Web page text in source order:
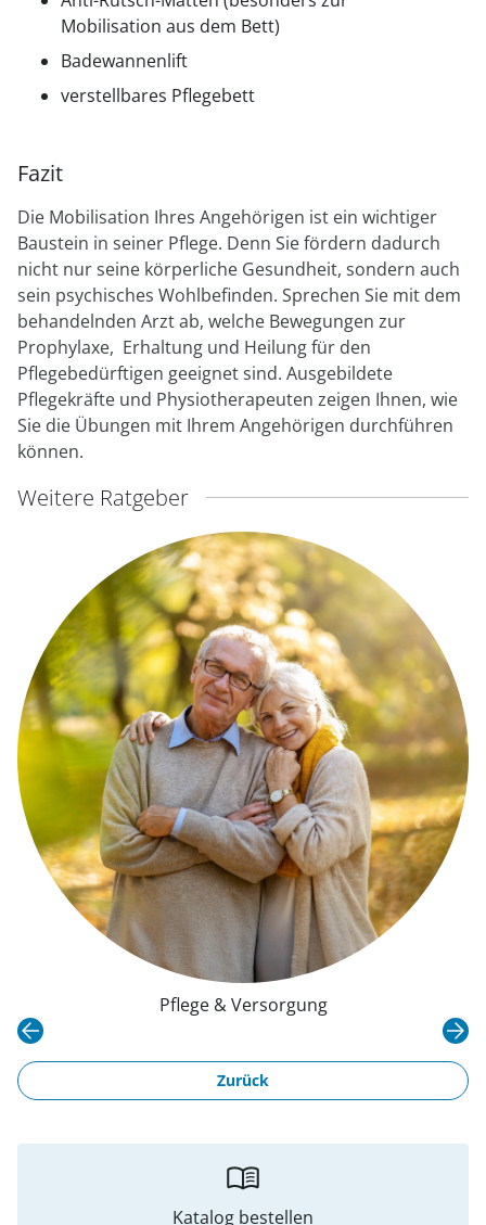
Mobilisation aus dem Bett)
Badewannenlift
verstellbares Pflegebett
Fazit
Die Mobilisation Ihres Angehörigen ist ein wichtiger
Baustein in seiner Pflege. Denn Sie fördern dadurch
nicht nur seine körperliche Gesundheit, sondern auch
sein psychisches Wohlbefinden. Sprechen Sie mit dem
behandelnden Arzt ab, welche Bewegungen zur
Prophylaxe, Erhaltung und Heilung für den
Pflegebedürftigen geeignet sind. Ausgebildete
Pflegekräfte und Physiotherapeuten zeigen Ihnen, wie
Sie die Übungen mit Ihrem Angehörigen durchführen
können.
Weitere Ratgeber
Pflege & Versorgung
Zurück
Katalog bestellen